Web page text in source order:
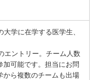
学に在学する医学生、
エントリー。チーム人数
可能です。担当にお問
から複数のチームも出場